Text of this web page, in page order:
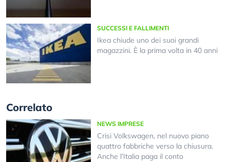
SUCCESSI E FALLIMENTI
Ikea chiude uno dei suoi grandi
magazzini. È la prima volta in 40 anni
Correlato
NEWS IMPRESE
Crisi Volkswagen, nel nuovo piano
quattro fabbriche verso la chiusura.
Anche l’Italia paga il conto